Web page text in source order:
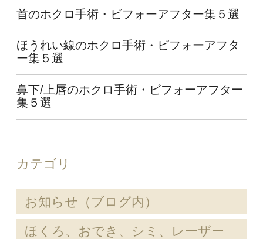
首のホクロ手術・ビフォーアフター集５選
ほうれい線のホクロ手術・ビフォーアフタ
ー集５選
鼻下/上唇のホクロ手術・ビフォーアフター
集５選
カテゴリ
お知らせ（ブログ内）
ほくろ、おでき、シミ、レーザー